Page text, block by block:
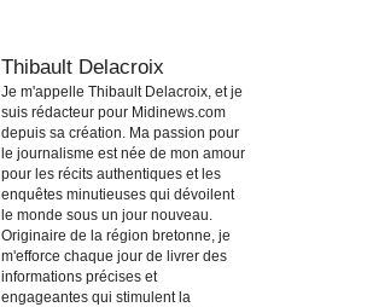
Thibault Delacroix
Je m'appelle Thibault Delacroix, et je
suis rédacteur pour Midinews.com
depuis sa création. Ma passion pour
le journalisme est née de mon amour
pour les récits authentiques et les
enquêtes minutieuses qui dévoilent
le monde sous un jour nouveau.
Originaire de la région bretonne, je
m'efforce chaque jour de livrer des
informations précises et
engageantes qui stimulent la